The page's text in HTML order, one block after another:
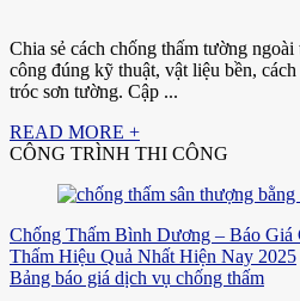
Chia sẻ cách chống thấm tường
công đúng kỹ thuật, vật liệu bền,
tróc sơn tường. Cập ...
READ MORE +
CÔNG TRÌNH THI CÔNG
Chống Thấm Bình Dương – Báo Giá
Thấm Hiệu Quả Nhất Hiện Nay 2025
Bảng báo giá dịch vụ chống thấm